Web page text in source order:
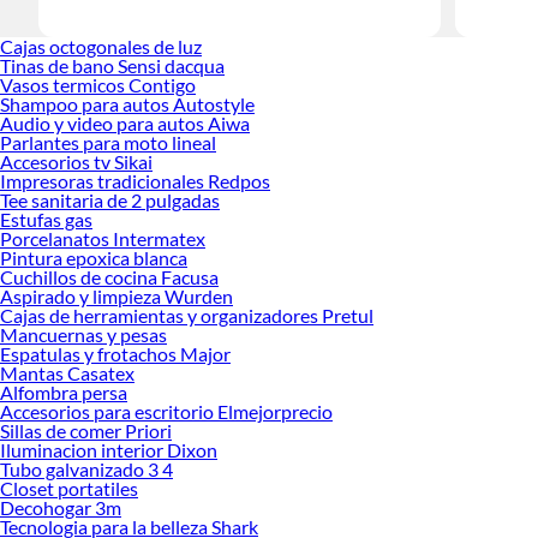
Cajas octogonales de luz
Tinas de bano Sensi dacqua
Vasos termicos Contigo
Shampoo para autos Autostyle
Audio y video para autos Aiwa
Parlantes para moto lineal
Accesorios tv Sikai
Impresoras tradicionales Redpos
Tee sanitaria de 2 pulgadas
Estufas gas
Porcelanatos Intermatex
Pintura epoxica blanca
Cuchillos de cocina Facusa
Aspirado y limpieza Wurden
Cajas de herramientas y organizadores Pretul
Mancuernas y pesas
Espatulas y frotachos Major
Mantas Casatex
Alfombra persa
Accesorios para escritorio Elmejorprecio
Sillas de comer Priori
Iluminacion interior Dixon
Tubo galvanizado 3 4
Closet portatiles
Decohogar 3m
Tecnologia para la belleza Shark